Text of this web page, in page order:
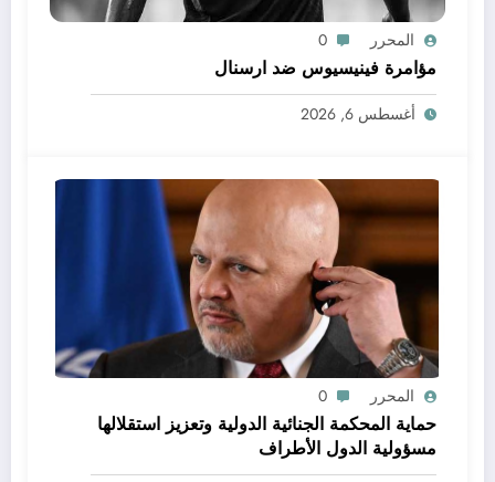
المحرر 0
مؤامرة فينيسيوس ضد ارسنال
أغسطس 6, 2026
المحرر 0
حماية المحكمة الجنائية الدولية وتعزيز استقلالها
مسؤولية الدول الأطراف